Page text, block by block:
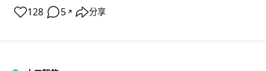
128 5 ↗ 分享